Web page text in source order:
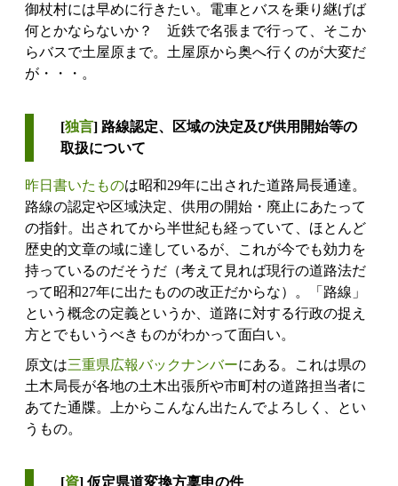
御杖村には早めに行きたい。電車とバスを乗り継げば
何とかならないか？ 近鉄で名張まで行って、そこか
らバスで土屋原まで。土屋原から奥へ行くのが大変だ
が・・・。
[独言] 路線認定、区域の決定及び供用開始等の
取扱について
昨日書いたものは昭和29年に出された道路局長通達。
路線の認定や区域決定、供用の開始・廃止にあたって
の指針。出されてから半世紀も経っていて、ほとんど
歴史的文章の域に達しているが、これが今でも効力を
持っているのだそうだ（考えて見れば現行の道路法だ
って昭和27年に出たものの改正だからな）。「路線」
という概念の定義というか、道路に対する行政の捉え
方とでもいうべきものがわかって面白い。
原文は三重県広報バックナンバーにある。これは県の
土木局長が各地の土木出張所や市町村の道路担当者に
あてた通牒。上からこんなん出たんでよろしく、とい
うもの。
[資] 仮定県道変換方稟申の件